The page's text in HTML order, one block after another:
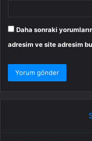
Daha sonraki
adresim ve site adresim